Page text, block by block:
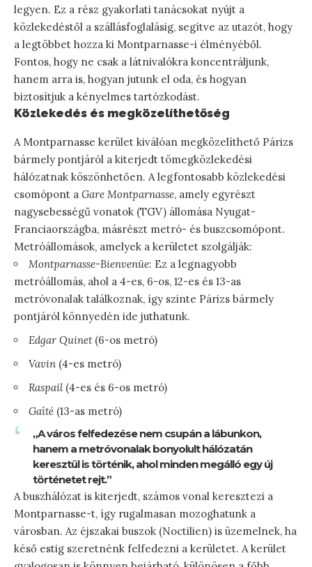
legyen. Ez a rész gyakorlati tanácsokat nyújt a
közlekedéstől a szállásfoglalásig, segítve az utazót, hogy
a legtöbbet hozza ki Montparnasse-i élményéből.
Fontos, hogy ne csak a látnivalókra koncentráljunk,
hanem arra is, hogyan jutunk el oda, és hogyan
biztosítjuk a kényelmes tartózkodást.
Közlekedés és megközelíthetőség
A Montparnasse kerület kiválóan megközelíthető Párizs
bármely pontjáról a kiterjedt tömegközlekedési
hálózatnak köszönhetően. A legfontosabb közlekedési
csomópont a Gare Montparnasse, amely egyrészt
nagysebességű vonatok (TGV) állomása Nyugat-
Franciaországba, másrészt metró- és buszcsomópont.
Metróállomások, amelyek a kerületet szolgálják:
Montparnasse-Bienvenüe: Ez a legnagyobb
metróállomás, ahol a 4-es, 6-os, 12-es és 13-as
metróvonalak találkoznak, így szinte Párizs bármely
pontjáról könnyedén ide juthatunk.
Edgar Quinet(6-os metró)
Vavin (4-es metró)
Raspail (4-es és 6-os metró)
Gaîté (13-as metró)
„A város felfedezése nem csupán a lábunkon,
hanem a metróvonalak bonyolult hálózatán
keresztül is történik, ahol minden megálló egy új
történetet rejt.”
A buszhálózat is kiterjedt, számos vonal keresztezi a
Montparnasse-t, így rugalmasan mozoghatunk a
városban. Az éjszakai buszok (Noctilien) is üzemelnek, ha
késő estig szeretnénk felfedezni a kerületet. A kerület